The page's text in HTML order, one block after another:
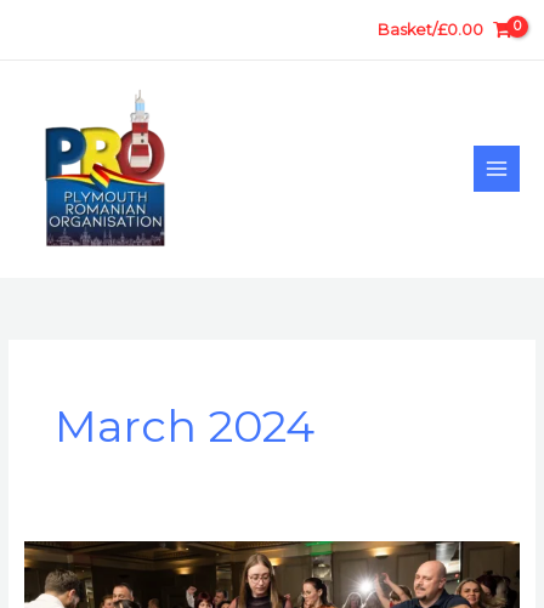
Basket/£0.00
March 2024
Noaptea
Dragobetelui